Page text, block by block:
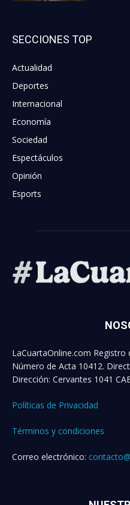
SECCIONES TOP
Actualidad
Deportes
Internacional
Economía
Sociedad
Espectáculos
Opinión
Esports
LaCuartaOnline.com
Número de Acta 10412.
Dirección: Cervantes 1041
Políticas de Privacidad
Términos y condiciones
Correo electrónico: